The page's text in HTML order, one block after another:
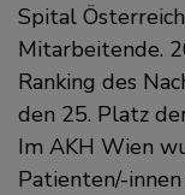
Spital
Mitarbeitende.
Ranking des
den 25. Platz
Im AKH Wien
Patienten/-